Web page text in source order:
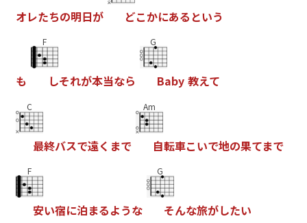
オレたちの明日が どこかにある という
も
F
しそれが本当なら
G
Baby 教えて
C
最終バスで遠く まで
Am
自転車こいで地の果てまで
F
安い宿に泊まるような
G
そんな旅がしたい